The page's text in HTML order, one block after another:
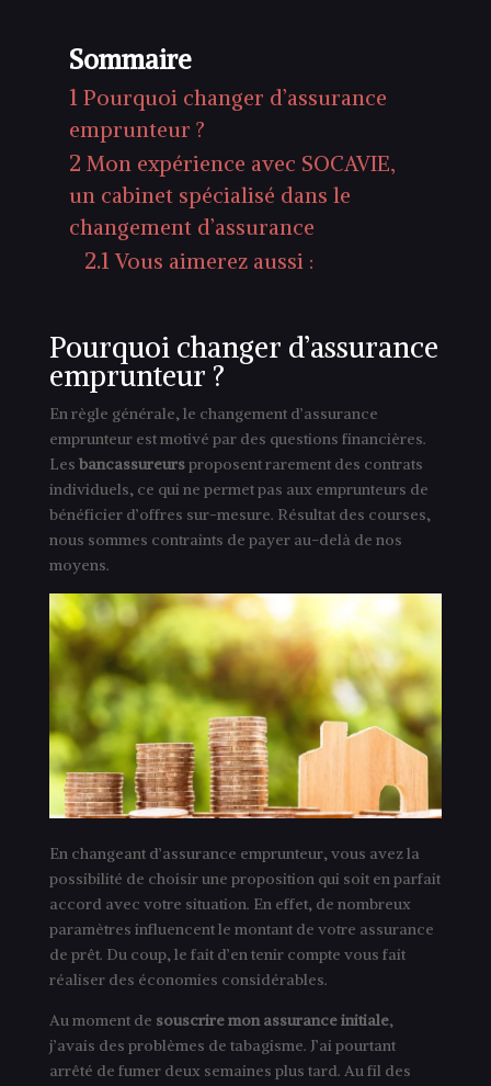
Sommaire
1 Pourquoi changer d’assurance
emprunteur ?
2 Mon expérience avec SOCAVIE,
un cabinet spécialisé dans le
changement d’assurance
2.1 Vous aimerez aussi :
Pourquoi changer d’assurance
emprunteur ?
En règle générale, le changement d’assurance
emprunteur est motivé par des questions financières.
Les bancassureursproposent rarement des contrats
individuels, ce qui ne permet pas aux emprunteurs de
bénéficier d’offres sur-mesure. Résultat des courses,
nous sommes contraints de payer au-delà de nos
moyens.
En changeant d’assurance emprunteur, vous avez la
possibilité de choisir une proposition qui soit en parfait
accord avec votre situation. En effet, de nombreux
paramètres influencent le montant de votre assurance
de prêt. Du coup, le fait d’en tenir compte vous fait
réaliser des économies considérables.
Au moment de souscrire mon assurance initiale,
j’avais des problèmes de tabagisme. J’ai pourtant
arrêté de fumer deux semaines plus tard. Au fil des